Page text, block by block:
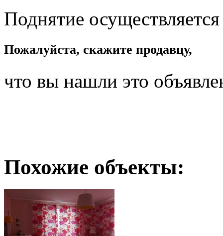
Поднятие
Пожалуйста, скажите продавцу,
что вы нашли это
Похожие объекты: